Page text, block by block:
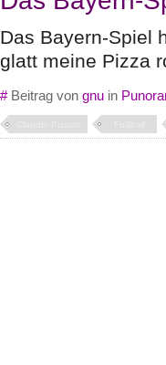
Das Bayern-Spiel
glatt meine Pizza
#Beitrag von gnu in